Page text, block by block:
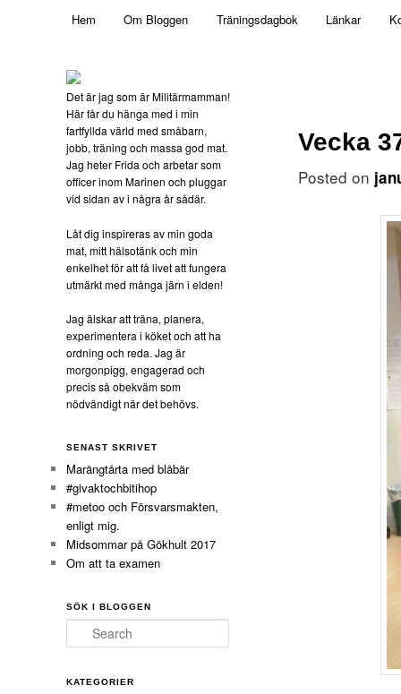
Militärmamman
Skip to primary content
Hem Om Bloggen Träningsdagbok Länkar
Vecka
Posted on
Det är jag som är Militärmamman!
Här får du hänga med i min
fartfyllda värld med småbarn,
jobb, träning och massa god mat.
Jag heter Frida och arbetar som
officer inom Marinen och pluggar
vid sidan av i några år sådär.
Låt dig inspireras av min goda
mat, mitt hälsotänk och min
enkelhet för att få livet att fungera
utmärkt med många järn i elden!
Jag älskar att träna, planera,
experimentera i köket och att ha
ordning och reda. Jag är
morgonpigg, engagerad och
precis så obekväm som
nödvändigt när det behövs.
SENAST SKRIVET
Marängtårta med blåbär
#givaktochbitihop
#metoo och Försvarsmakten,
enligt mig.
Midsommar på Gökhult 2017
Om att ta examen
SÖK I BLOGGEN
Search
KATEGORIER